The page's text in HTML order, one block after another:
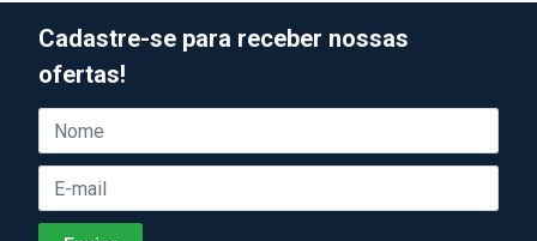
Cadastre-se para receber nossas
ofertas!